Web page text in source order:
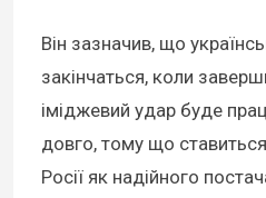
Він зазначив, що
закінчаться, коли
іміджевий удар буде
довго, тому що
Росії як надійного